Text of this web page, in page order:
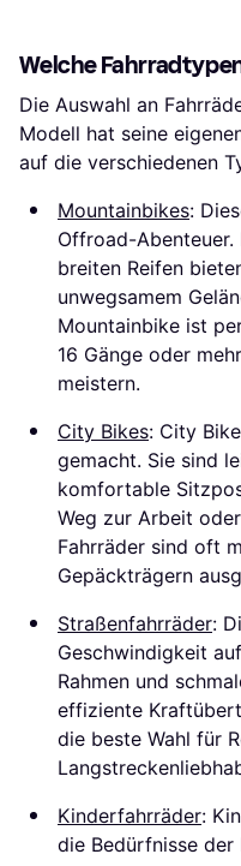
Welche
Die Auswahl an
Modell hat seine
auf die verschiedenen
Mountainbikes:
Offroad-Abenteuer.
breiten Reifen
unwegsamem
Mountainbike ist
16 Gänge oder
meistern.
City Bikes: City
gemacht. Sie sind
komfortable
Weg zur Arbeit
Fahrräder sind oft
Gepäckträgern
Straßenfahrräder:
Geschwindigkeit
Rahmen und
effiziente
die beste Wahl für
Kinderfahrräder:
die Bedürfnisse der